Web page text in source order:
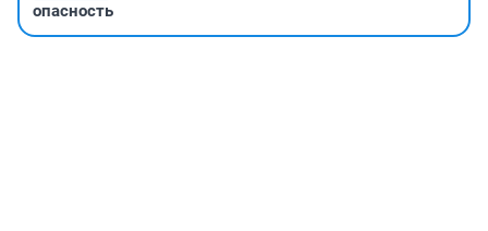
опасность